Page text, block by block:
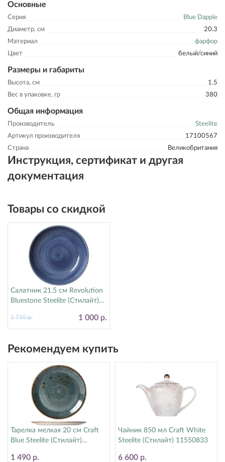
Основные
Серия
Blue Dapple
Диаметр, см
20.3
Материал
фарфор
Цвет
белый/синий
Размеры и габариты
Высота, см
1.5
Вес в упаковке, гр
380
Общая информация
Производитель
Steelite
Артикул производителя
17100567
Страна
Великобритания
Инструкция, сертификат и другая
документация
Товары со скидкой
Салатник 21.5 см Revolution
Bluestone Steelite (Стилайт)
1 000 р.
1 710 р.
Рекомендуем купить
Тарелка мелкая 20 см Craft
Blue Steelite (Стилайт)
1 490 р.
Чайник 850 мл Craft White
Steelite (Стилайт) 11550833
6 600 р.